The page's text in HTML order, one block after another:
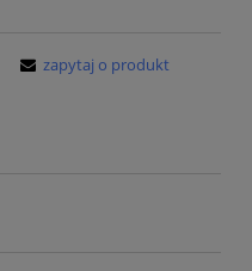
zapytaj o produkt